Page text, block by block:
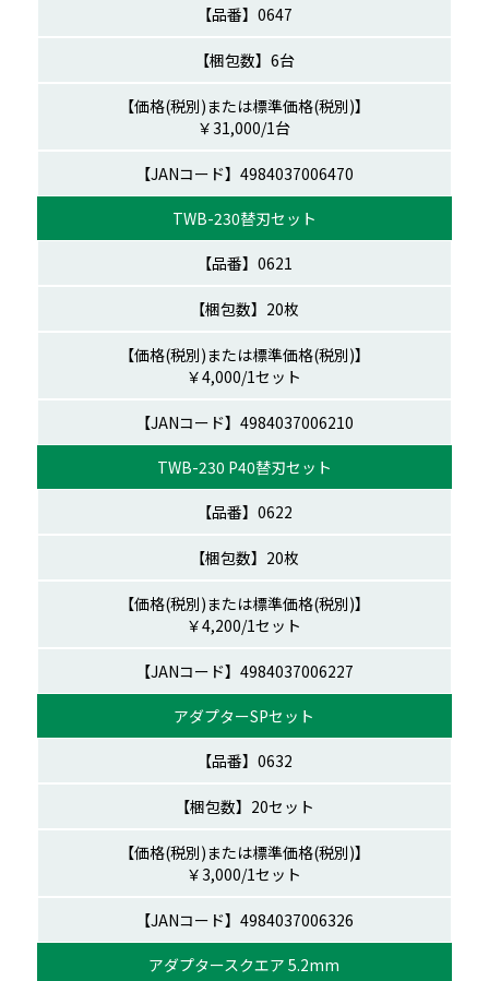
0647
6台
￥31,000/1台
06470
TWB-230替刃セット
0621
20枚
￥4,000/1セット
06210
TWB-230 P40替刃セット
0622
20枚
￥4,200/1セット
06227
アダプターSPセット
0632
20セット
￥3,000/1セット
06326
アダプタースクエア 5.2mm